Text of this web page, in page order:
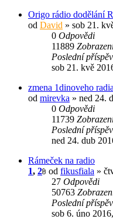
Origo rádio dodělání
od David » sob 21.
0 Odpovědi
11889
Poslední
sob 21. kvě
zmena 1dinoveho
od mirevka » ned 24.
0 Odpovědi
11739
Poslední
ned 24. dub
Rámeček na radio
1, 2 od fikusfiala »
27 Odpovědi
50763
Poslední
sob 6. úno